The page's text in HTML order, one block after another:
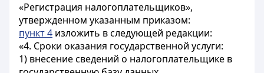
«Регистрация налогоплательщиков»,
утвержденном указанным приказом:
пункт 4 изложить в следующей редакции:
«4. Сроки оказания государственной услуги:
1) внесение сведений о налогоплательщике в